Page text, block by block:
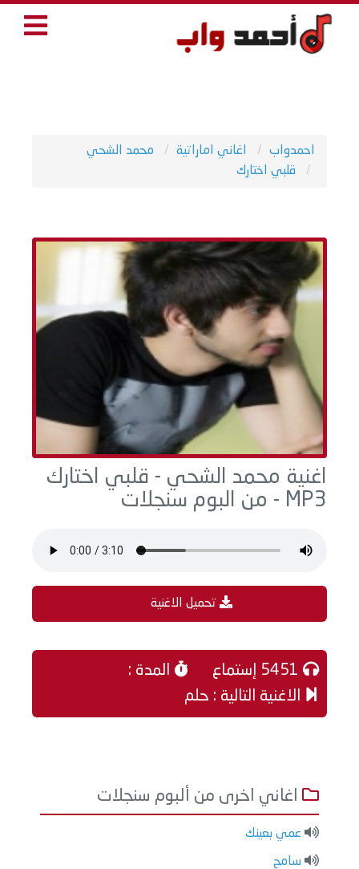
احمدواب اغاني اماراتية
محمد الشحي
قلبي اختارك
اغنية محمد الشحي - قلبي اختارك
MP3 - من البوم سنجلات
تحميل الاغنية
المدة :
الاغنية التالية : حلم
اغاني اخرى من ألبوم سنجلات
عمي بعينك
سامح